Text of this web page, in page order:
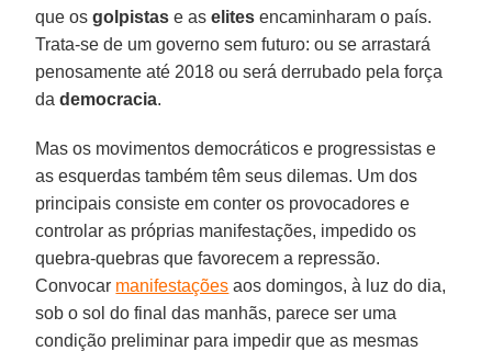
que osgolpistas e aselites encaminharam o país.
Trata-se de um governo sem futuro: ou se arrastará
penosamente até 2018 ou será derrubado pela força
dademocracia.
Mas os movimentos democráticos e progressistas e
as esquerdas também têm seus dilemas. Um dos
principais consiste em conter os provocadores e
controlar as próprias manifestações, impedido os
quebra-quebras que favorecem a repressão.
Convocar manifestações aos domingos, à luz do dia,
sob o sol do final das manhãs, parece ser uma
condição preliminar para impedir que as mesmas